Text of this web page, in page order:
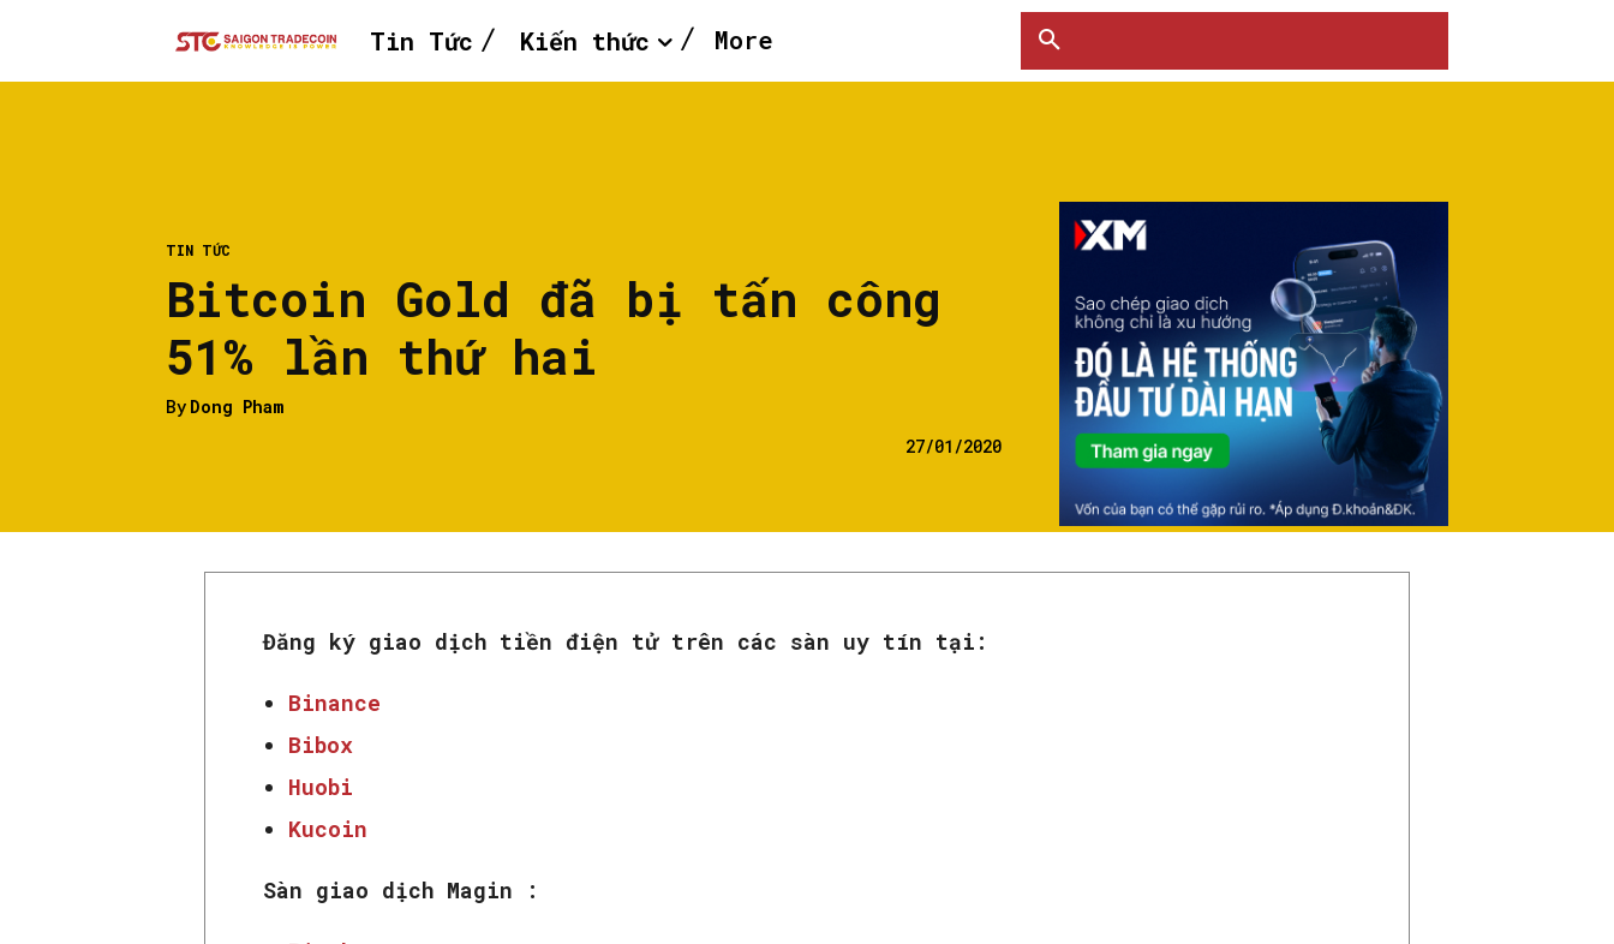
Tin Tức Kiến thức More
TIN TỨC
Bitcoin Gold đã bị tấn công
51% lần thứ hai
By Dong Pham
27/01/2020
Đăng ký giao dịch tiền điện tử trên các sàn uy tín tại:
Binance
Bibox
Huobi
Kucoin
Sàn giao dịch Magin :